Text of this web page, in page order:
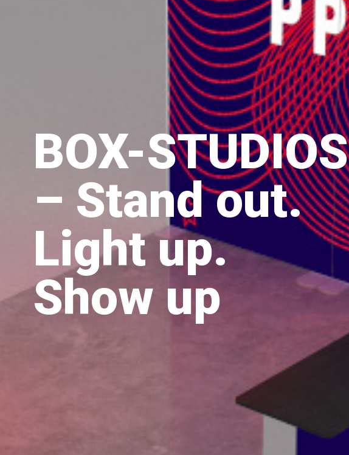
BOX-STUDIOS
– Stand out.
Light up.
Show up